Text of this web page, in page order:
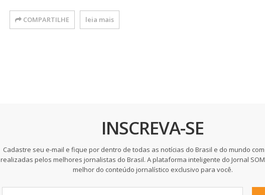
COMPARTILHE leia mais
INSCREVA-SE
Cadastre seu e-mail e fique por dentro de todas as notícias do Brasil e do mundo
realizadas pelos melhores jornalistas do Brasil. A plataforma inteligente do Jornal
melhor do conteúdo jornalístico exclusivo para você.